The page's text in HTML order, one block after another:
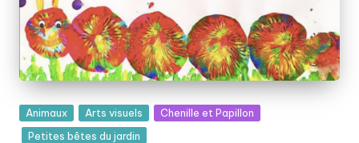
Posted
in
Animaux Arts visuels
Chenille et Papillon
Petites bêtes du jardin